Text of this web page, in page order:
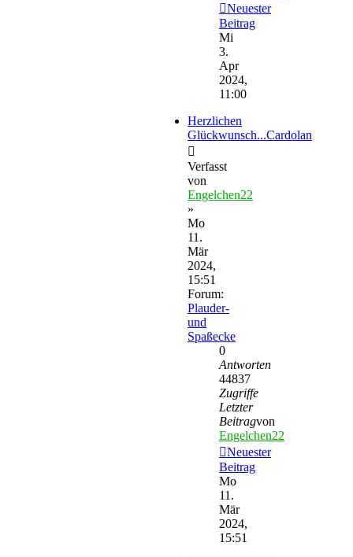
Neuester
Beitrag
Mi
3.
Apr
2024,
11:00
Herzlichen
Glückwunsch...Cardolan
Verfasst
von
Engelchen22
»
Mo
11.
Mär
2024,
15:51
Forum:
Plauder-
und
Spaßecke
0
Antworten
44837
Zugriffe
Letzter
Beitragvon
Engelchen22
Neuester
Beitrag
Mo
11.
Mär
2024,
15:51